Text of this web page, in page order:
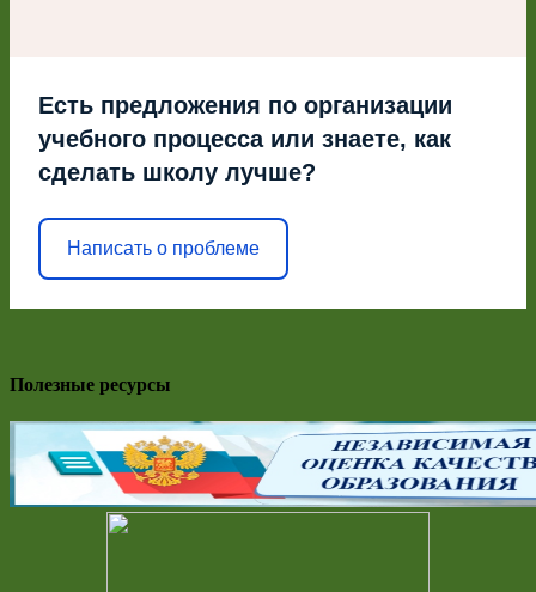
Есть предложения по организации
учебного процесса или знаете, как
сделать школу лучше?
Написать о проблеме
Полезные ресурсы